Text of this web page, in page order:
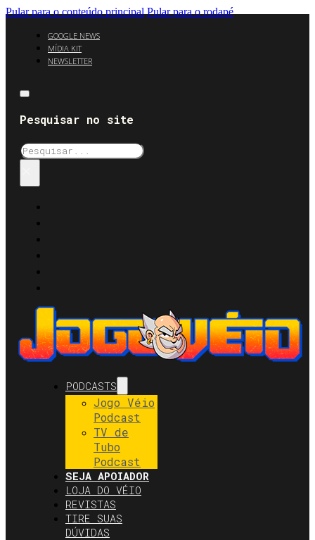
Pular para o conteúdo principal Pular para o rodapé
GOOGLE NEWS
MÍDIA KIT
NEWSLETTER
Pesquisar no site
Pesquisar
PODCASTS
Jogo Véio
Podcast
TV de
Tubo
Podcast
SEJA APOIADOR
LOJA DO VÉIO
REVISTAS
TIRE SUAS
DÚVIDAS